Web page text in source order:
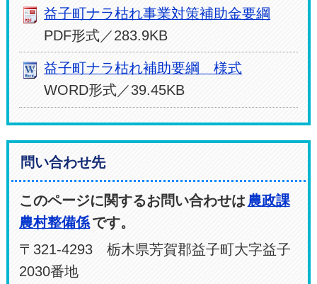
益子町ナラ枯れ事業対策補助金要綱
PDF形式／283.9KB
益子町ナラ枯れ補助要綱 様式
WORD形式／39.45KB
問い合わせ先
このページに関するお問い合わせは 農政課
農村整備係です。
〒321-4293 栃木県芳賀郡益子町大字益子
2030番地